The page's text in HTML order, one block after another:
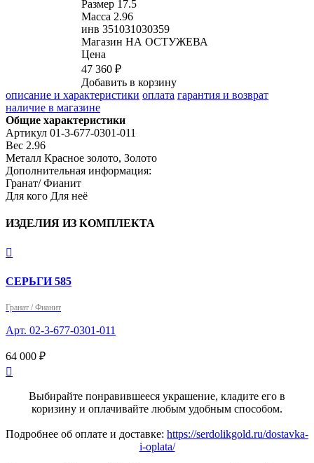
Размер 17.5
Масса 2.96
инв 351031030359
Магазин НА ОСТУЖЕВА
Цена
47 360 ₽
Добавить в корзину
описание и характеристики оплата гарантия и возврат
наличие в магазине
Общие характеристики
Артикул 01-3-677-0301-011
Вес 2.96
Металл Красное золото, Золото
Дополнительная информация:
Гранат/ Фианит
Для кого Для неё
ИЗДЕЛИЯ ИЗ КОМПЛЕКТА

СЕРЬГИ 585
Гранат / Фианит
Арт. 02-3-677-0301-011
64 000 ₽

Выбирайте понравившееся украшение, кладите его в
коризину и оплачивайте любым удобным способом.
Подробнее об оплате и доставке: https://serdolikgold.ru/dostavka-
i-oplata/